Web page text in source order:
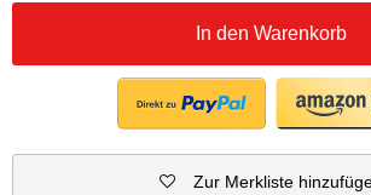
In den Warenkorb
Zur Merkliste